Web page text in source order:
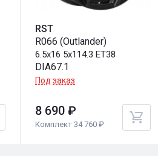
RST
R066 (Outlander)
6.5x16 5x114.3 ET38
DIA67.1
Под заказ
8 690 ₽
Комплект 34 760 ₽